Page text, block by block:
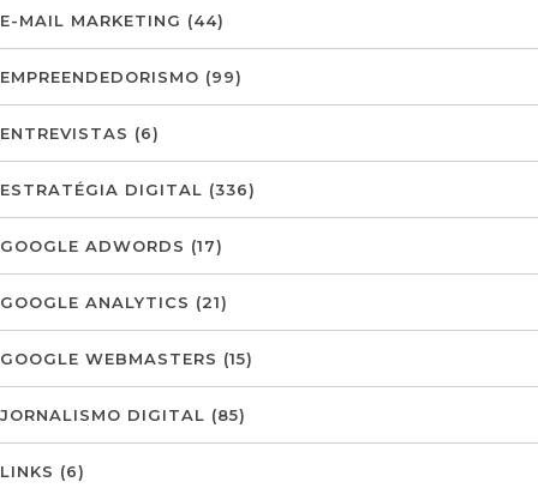
E-MAIL MARKETING (44)
EMPREENDEDORISMO (99)
ENTREVISTAS (6)
ESTRATÉGIA DIGITAL (336)
GOOGLE ADWORDS (17)
GOOGLE ANALYTICS (21)
GOOGLE WEBMASTERS (15)
JORNALISMO DIGITAL (85)
LINKS (6)